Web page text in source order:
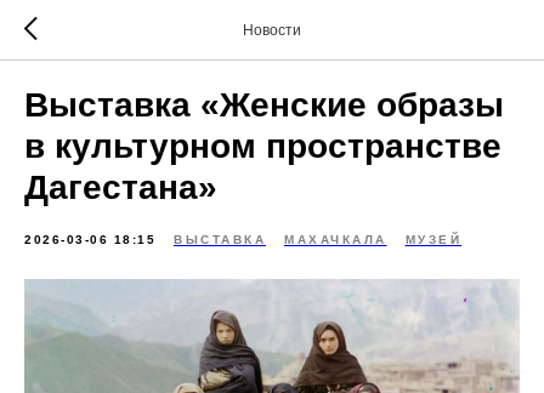
Новости
Выставка «Женские образы
в культурном пространстве
Дагестана»
2026-03-06 18:15 ВЫСТАВКА МАХАЧКАЛА МУЗЕЙ